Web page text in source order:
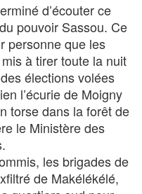
d’écouter ce
pouvoir Sassou. Ce
personne que les
à tirer toute la nuit
élections volées
l’écurie de Moigny
torse dans la forêt de
le Ministère des
les brigades de
de Makélékélé,